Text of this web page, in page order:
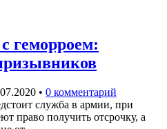
геморроем:
• 0 комментарий
служба в армии, при
право получить отсрочку, а